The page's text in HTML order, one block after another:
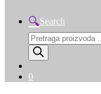
Search
Products
search
0